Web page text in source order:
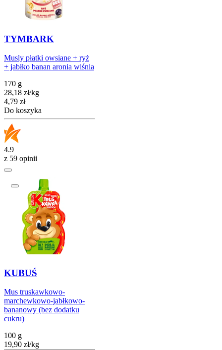
TYMBARK
Musly płatki owsiane + ryż
+ jabłko banan aronia wiśnia
170 g
28,18 zł/kg
Cena
4,79 zł
Do koszyka
4.9
z 59 opinii
KUBUŚ
Mus truskawkowo-
marchewkowo-jabłkowo-
bananowy (bez dodatku
cukru)
100 g
19,90 zł/kg